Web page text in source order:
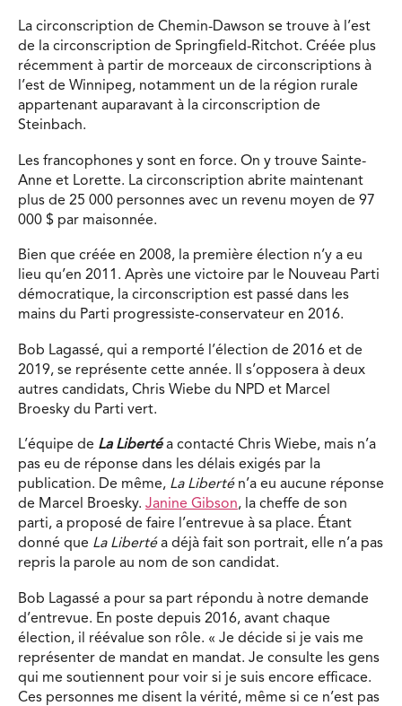
La circonscription de Chemin-Dawson se trouve à l’est
de la circonscription de Springfield-Ritchot. Créée plus
récemment à partir de morceaux de circonscriptions à
l’est de Winnipeg, notamment un de la région rurale
appartenant auparavant à la circonscription de
Steinbach.
Les francophones y sont en force. On y trouve Sainte-
Anne et Lorette. La circonscription abrite maintenant
plus de 25 000 personnes avec un revenu moyen de 97
000 $ par maisonnée.
Bien que créée en 2008, la première élection n’y a eu
lieu qu’en 2011. Après une victoire par le Nouveau Parti
démocratique, la circonscription est passé dans les
mains du Parti progressiste-conservateur en 2016.
Bob Lagassé, qui a remporté l’élection de 2016 et de
2019, se représente cette année. Il s’opposera à deux
autres candidats, Chris Wiebe du NPD et Marcel
Broesky du Parti vert.
L’équipe de La Libertéa contacté Chris Wiebe, mais n’a
pas eu de réponse dans les délais exigés par la
publication. De même, La Liberté n’a eu aucune réponse
de Marcel Broesky. Janine Gibson, la cheffe de son
parti, a proposé de faire l’entrevue à sa place. Étant
donné que La Libertéa déjà fait son portrait, elle n’a pas
repris la parole au nom de son candidat.
Bob Lagassé a pour sa part répondu à notre demande
d’entrevue. En poste depuis 2016, avant chaque
élection, il réévalue son rôle. « Je décide si je vais me
représenter de mandat en mandat. Je consulte les gens
qui me soutiennent pour voir si je suis encore efficace.
Ces personnes me disent la vérité, même si ce n’est pas